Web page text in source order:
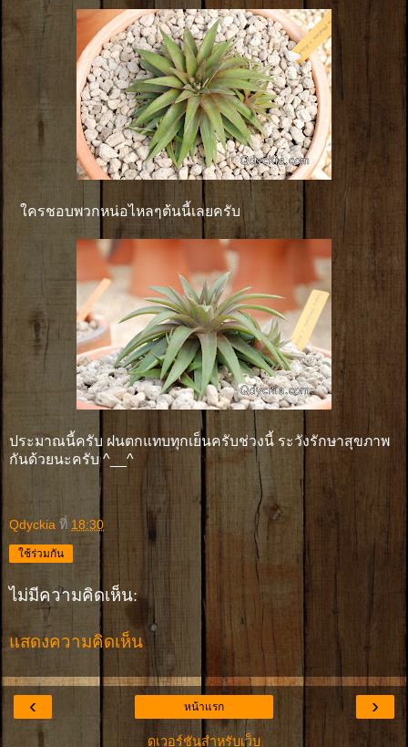
ใครชอบพวกหน่อไหลๆต้นนี้เลยครับ
ประมาณนี้ครับ ฝนตกแทบทุกเย็นครับช่วงนี้ ระวังรักษาสุขภาพ
กันด้วยนะครับ ^__^
Qdyckia ที่ 18:30
ใช้ร่วมกัน
ไม่มีความคิดเห็น:
แสดงความคิดเห็น
‹ ›
หน้าแรก
ดูเวอร์ชันสำหรับเว็บ